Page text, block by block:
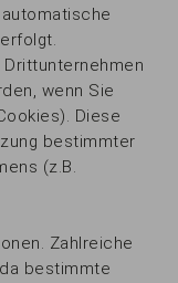
wenn Sie
Diese
bestimmter
(z.B.
Zahlreiche
bestimmte